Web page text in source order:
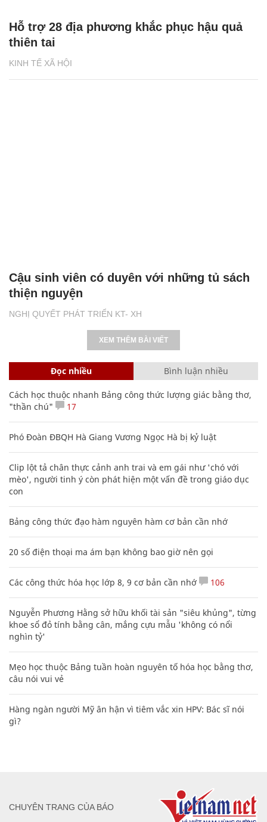
KINH TẾ XÃ HỘI
Hỗ trợ 28 địa phương khắc phục hậu quả
thiên tai
NGHỊ QUYẾT PHÁT TRIỂN KT- XH
Cậu sinh viên có duyên với những tủ sách
thiện nguyện
XEM THÊM BÀI VIẾT
Đọc nhiều Bình luận nhiều
Cách học thuộc nhanh Bảng công thức lượng giác bằng thơ,
"thần chú"
17
Phó Đoàn ĐBQH Hà Giang Vương Ngọc Hà bị kỷ luật
Clip lột tả chân thực cảnh anh trai và em gái như 'chó với
mèo', người tinh ý còn phát hiện một vấn đề trong giáo dục
con
Bảng công thức đạo hàm nguyên hàm cơ bản cần nhớ
20 số điện thoại ma ám bạn không bao giờ nên gọi
Các công thức hóa học lớp 8, 9 cơ bản cần nhớ 106
Nguyễn Phương Hằng sở hữu khối tài sản "siêu khủng", từng
khoe sổ đỏ tính bằng cân, mắng cựu mẫu 'không có nổi
nghìn tỷ'
Mẹo học thuộc Bảng tuần hoàn nguyên tố hóa học bằng thơ,
câu nói vui vẻ
Hàng ngàn người Mỹ ân hận vì tiêm vắc xin HPV: Bác sĩ nói
gì?
CHUYÊN TRANG CỦA BÁO